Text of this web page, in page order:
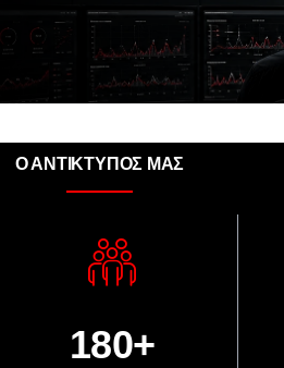
Ο ΑΝΤΙΚΤΥΠΟΣ ΜΑΣ
180+